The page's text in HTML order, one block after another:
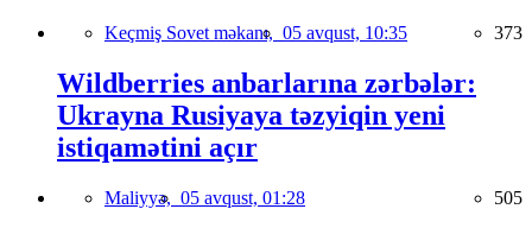
Keçmiş Sovet məkanı, 05 avqust, 10:35 373
Wildberries anbarlarına zərbələr:
Ukrayna Rusiyaya təzyiqin yeni
istiqamətini açır
Maliyyə, 05 avqust, 01:28 505